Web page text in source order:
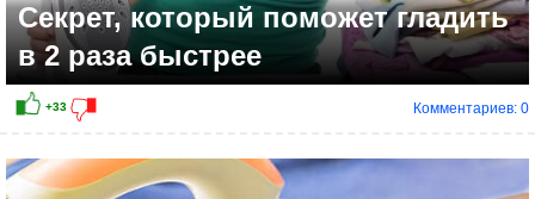
Секрет, который поможет гладить
в 2 раза быстрее
Комментариев: 0